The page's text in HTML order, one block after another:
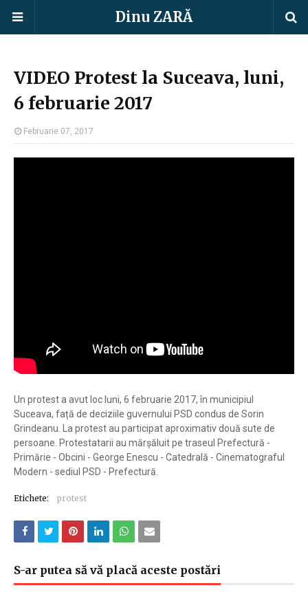
Dinu ZARĂ
VIDEO Protest la Suceava, luni,
6 februarie 2017
Februarie 07, 2017
Un protest a avut loc luni, 6 februarie 2017, în municipiul
Suceava, față de deciziile guvernului PSD condus de Sorin
Grindeanu. La protest au participat aproximativ două sute de
persoane. Protestatarii au mărșăluit pe traseul Prefectură -
Primărie - Obcini - George Enescu - Catedrală - Cinematograful
Modern - sediul PSD - Prefectură.
Etichete: protest
S-ar putea să vă placă aceste postări